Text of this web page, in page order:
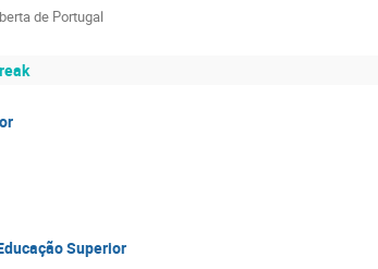
de Portugal
Superior